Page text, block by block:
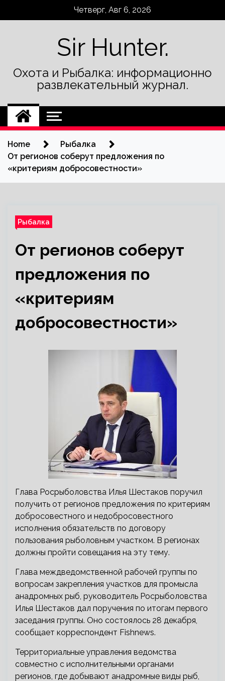
Четверг, Авг 6, 2026
Sir Hunter.
Охота и Рыбалка: информационно
развлекательный журнал.
Home
Рыбалка
От регионов соберут предложения по
«критериям добросовестности»
Рыбалка
От регионов соберут
предложения по
«критериям
добросовестности»
Глава Росрыболовства Илья Шестаков поручил
получить от регионов предложения по критериям
добросовестного и недобросовестного
исполнения обязательств по договору
пользования рыболовным участком. В регионах
должны пройти совещания на эту тему.
Глава междведомственной рабочей группы по
вопросам закрепления участков для промысла
анадромных рыб, руководитель Росрыболовства
Илья Шестаков дал поручения по итогам первого
заседания группы. Оно состоялось 28 декабря,
сообщает корреспондент Fishnews.
Территориальные управления ведомства
совместно с исполнительными органами
регионов, где добывают анадромные виды рыб,